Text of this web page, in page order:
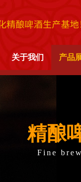
精酿啤酒生产基地
关于我们 产品
精酿
Fine